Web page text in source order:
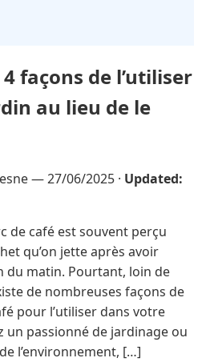
façons de l’utiliser
au lieu de le
—27/06/2025 · Updated:
de café est souvent perçu
qu’on jette après avoir
du matin. Pourtant, loin de
de nombreuses façons de
pour l’utiliser dans votre
un passionné de jardinage ou
l’environnement, […]